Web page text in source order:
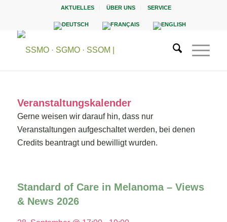
AKTUELLES ÜBER UNS SERVICE
Veranstaltungskalender
Gerne weisen wir darauf hin, dass nur
Veranstaltungen aufgeschaltet werden, bei denen
Credits beantragt und bewilligt wurden.
Standard of Care in Melanoma – Views
& News 2026